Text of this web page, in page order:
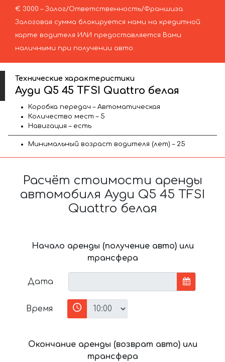
€ 3000 – Залог/Ответственность/Франшиза.
Залоговая сумма блокируется нами на кредитной
карте водителя ИЛИ предоставляется Вами
наличными при получении авто.
Технические характеристики
Ауди Q5 45 TFSI Quattro белая
Коробка передач – Автоматическая
Количество мест – 5
Навигация – есть
Минимальный возраст водителя (лет) – 25
Расчёт стоимости аренды
автомобиля Ауди Q5 45 TFSI
Quattro белая
Начало аренды (получение авто) или
трансфера
Дата
Время
Окончание аренды (возврат авто) или
трансфера